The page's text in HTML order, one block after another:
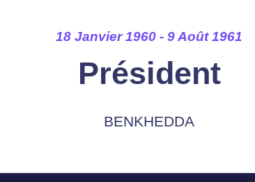
18 Janvier 1960 - 9 Août 1961
Président
BENKHEDDA